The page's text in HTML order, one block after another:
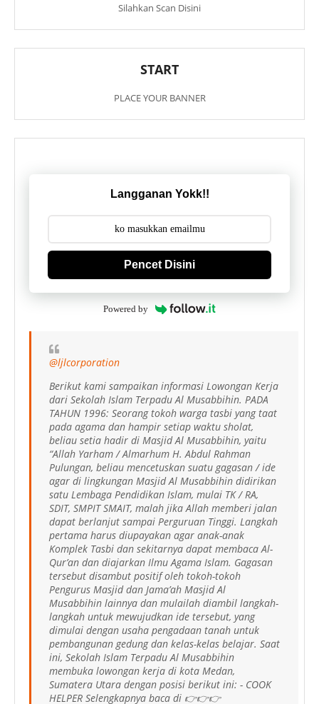
Silahkan Scan Disini
START
PLACE YOUR BANNER
Langganan Yokk!!
Pencet Disini
Powered by
@ljlcorporation
Berikut kami sampaikan informasi Lowongan Kerja
dari Sekolah Islam Terpadu Al Musabbihin. PADA
TAHUN 1996: Seorang tokoh warga tasbi yang taat
pada agama dan hampir setiap waktu sholat,
beliau setia hadir di Masjid Al Musabbihin, yaitu
“Allah Yarham / Almarhum H. Abdul Rahman
Pulungan, beliau mencetuskan suatu gagasan / ide
agar di lingkungan Masjid Al Musabbihin didirikan
satu Lembaga Pendidikan Islam, mulai TK / RA,
SDIT, SMPIT SMAIT, malah jika Allah memberi jalan
dapat berlanjut sampai Perguruan Tinggi. Langkah
pertama harus diupayakan agar anak-anak
Komplek Tasbi dan sekitarnya dapat membaca Al-
Qur’an dan diajarkan Ilmu Agama Islam. Gagasan
tersebut disambut positif oleh tokoh-tokoh
Pengurus Masjid dan Jama’ah Masjid Al
Musabbihin lainnya dan mulailah diambil langkah-
langkah untuk mewujudkan ide tersebut, yang
dimulai dengan usaha pengadaan tanah untuk
pembangunan gedung dan kelas-kelas belajar. Saat
ini, Sekolah Islam Terpadu Al Musabbihin
membuka lowongan kerja di kota Medan,
Sumatera Utara dengan posisi berikut ini: - COOK
HELPER Selengkapnya baca di 👉👉👉